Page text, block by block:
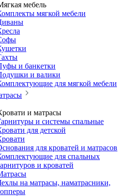
мебель
мягкой мебели
и банкетки
и валики
для мягкой мебели
и матрасы
и системы спальные
для детской
для кроватей и матрасов
для спальных
и кроватей
на матрасы, наматрасники,